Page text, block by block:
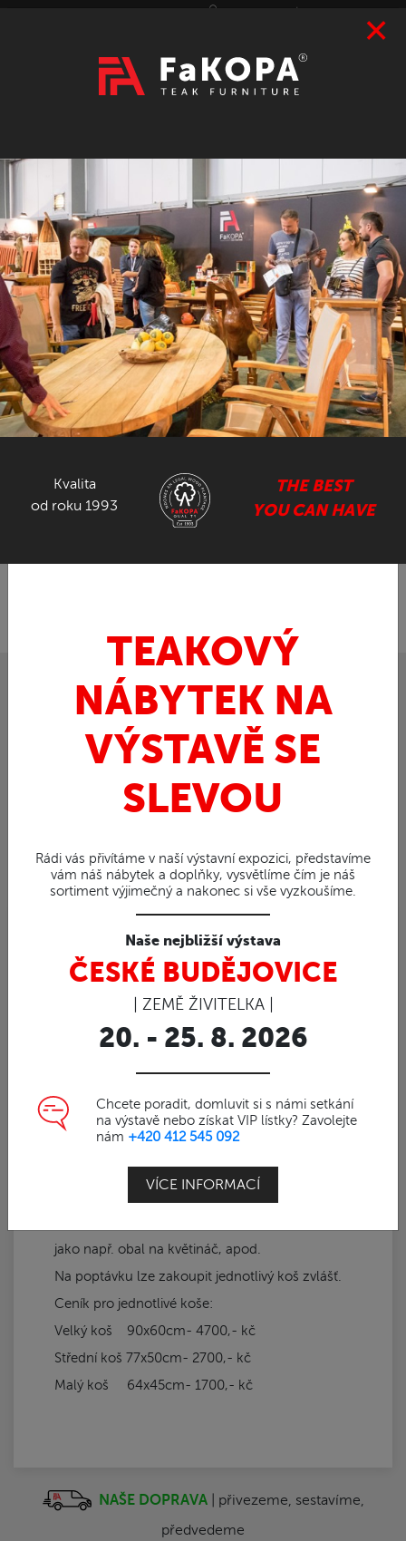
×
Kvalita
od roku 1993
THE BEST
YOU CAN HAVE
TEAKOVÝ
NÁBYTEK NA
VÝSTAVĚ SE
SLEVOU
Rádi vás přivítáme v naší výstavní expozici, představíme
vám náš nábytek a doplňky, vysvětlíme čím je náš
sortiment výjimečný a nakonec si vše vyzkoušíme.
Naše nejbližší výstava
ČESKÉ BUDĚJOVICE
| ZEMĚ ŽIVITELKA |
20. - 25. 8. 2026
Chcete poradit, domluvit si s námi setkání
na výstavě nebo získat VIP lístky? Zavolejte
nám +420 412 545 092
VÍCE INFORMACÍ
VÝSTAVY 2026
prázdný
CZK EUR
TEAK
ART / DOPLŇKY
RATAN
NÁBYTEK ZE SUARU
GASTRO NÁBYTEK
91%
Obj. číslo | 2302002
Ratanový set-Obdélník
Ratanové koše
ratanu.
Ratan je díkysilnému průměru
odolný vůči povětrnostním podmínkám i
jako např. obal na květináč, apod.
Na poptávku lze zakoupit jednotlivý koš zvlášť.
Ceník pro jednotlivé koše:
Velký koš 90x60cm- 4700,- kč
Střední koš 77x50cm- 2700,- kč
Malý koš 64x45cm- 1700,- kč
NAŠE DOPRAVA| přivezeme, sestavíme,
předvedeme